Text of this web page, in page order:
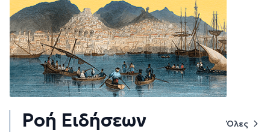
Ροή Ειδήσεων Όλες